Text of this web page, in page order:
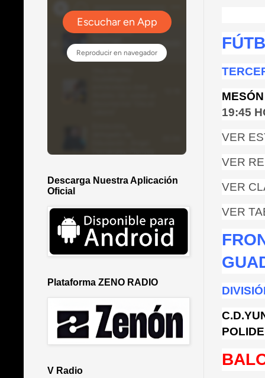
19:45
VER
VER
VER
VER
Descarga Nuestra Aplicación
Oficial
Plataforma ZENO RADIO
V Radio